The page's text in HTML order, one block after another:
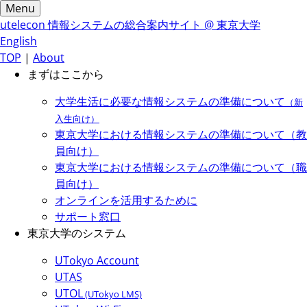
Menu
utelecon 情報システムの総合案内サイト @ 東京大学
English
TOP | About
まずはここから
大学生活に必要な情報システムの準備について （新
入生向け）
東京大学における情報システムの準備について（教
員向け）
東京大学における情報システムの準備について（職
員向け）
オンラインを活用するために
サポート窓口
東京大学のシステム
UTokyo Account
UTAS
UTOL(UTokyo LMS)